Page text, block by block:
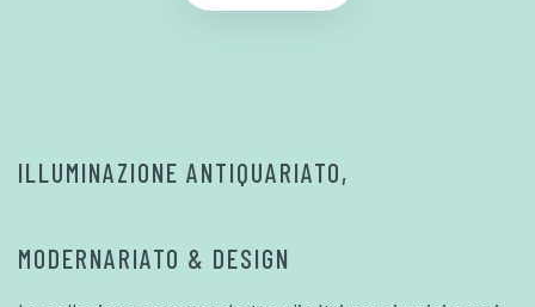
ILLUMINAZIONE ANTIQUARIATO,
MODERNARIATO & DESIGN